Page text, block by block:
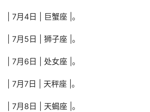
| 7月4日 | 巨蟹座 |。
| 7月5日 | 狮子座 |。
| 7月6日 | 处女座 |。
| 7月7日 | 天秤座 |。
| 7月8日 | 天蝎座 |。